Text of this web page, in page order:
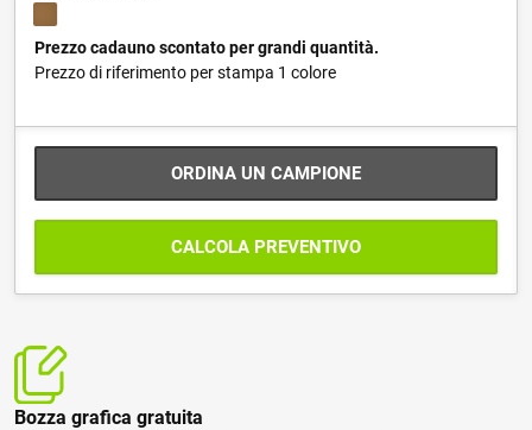
Prezzo cadauno scontato per grandi quantità.
Prezzo di riferimento per stampa 1 colore
ORDINA UN CAMPIONE
CALCOLA PREVENTIVO
Bozza grafica gratuita